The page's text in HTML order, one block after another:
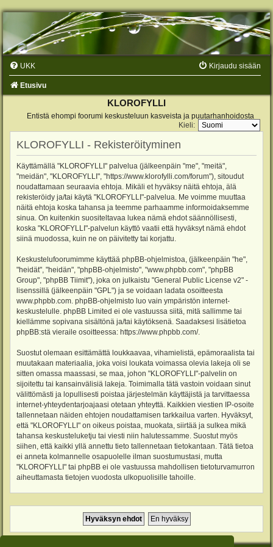
UKK Kirjaudu sisään
Etusivu
KLOROFYLLI
Entistä ehompi foorumi keskusteluun kasveista ja puutarhanhoidosta
Kieli:
KLOROFYLLI - Rekisteröityminen
Käyttämällä "KLOROFYLLI" palvelua (jälkeenpäin "me", "meitä",
"meidän", "KLOROFYLLI", "https://www.klorofylli.com/forum"), sitoudut
noudattamaan seuraavia ehtoja. Mikäli et hyväksy näitä ehtoja, älä
rekisteröidy ja/tai käytä "KLOROFYLLI"-palvelua. Me voimme muuttaa
näitä ehtoja koska tahansa ja teemme parhaamme informoidaksemme
sinua. On kuitenkin suositeltavaa lukea nämä ehdot säännöllisesti,
koska "KLOROFYLLI"-palvelun käyttö vaatii että hyväksyt nämä ehdot
siinä muodossa, kuin ne on päivitetty tai korjattu.
Keskustelufoorumimme käyttää phpBB-ohjelmistoa, (jälkeenpäin "he",
"heidät", "heidän", "phpBB-ohjelmisto", "www.phpbb.com", "phpBB
Group", "phpBB Tiimit"), joka on julkaistu "General Public License v2" -
lisenssillä (jälkeenpäin "GPL") ja se voidaan ladata osoitteesta
www.phpbb.com . phpBB-ohjelmisto luo vain ympäristön internet-
keskustelulle. phpBB Limited ei ole vastuussa siitä, mitä sallimme tai
kiellämme sopivana sisältönä ja/tai käytöksenä. Saadaksesi lisätietoa
phpBB:stä vieraile osoitteessa: https://www.phpbb.com/.
Suostut olemaan esittämättä loukkaavaa, vihamielistä, epämoraalista tai
muutakaan materiaalia, joka voisi loukata voimassa olevia lakeja oli se
sitten omassa maassasi, se maa, johon "KLOROFYLLI"-palvelin on
sijoitettu tai kansainvälisiä lakeja. Toimimalla tätä vastoin voidaan sinut
välittömästi ja lopullisesti poistaa järjestelmän käyttäjistä ja tarvittaessa
internet-yhteydentarjoajaasi otetaan yhteyttä. Kaikkien viestien IP-osoite
tallennetaan näiden ehtojen noudattamisen tarkkailua varten. Hyväksyt,
että "KLOROFYLLI" on oikeus poistaa, muokata, siirtää ja sulkea mikä
tahansa keskusteluketju tai viesti niin halutessamme. Suostut myös
siihen, että kaikki yllä annettu tieto tallennetaan tietokantaan. Tätä tietoa
ei anneta kolmannelle osapuolelle ilman suostumustasi, mutta
"KLOROFYLLI" tai phpBB ei ole vastuussa mahdollisen tietoturvamurron
aiheuttamasta tietojen vuodosta ulkopuolisille tahoille.